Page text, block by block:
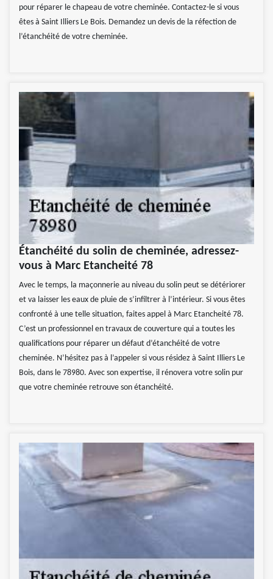
pour réparer le chapeau de votre cheminée. Contactez-le si vous
êtes à Saint Illiers Le Bois. Demandez un devis de la réfection de
l’étanchéité de votre cheminée.
Étanchéité du solin de cheminée, adressez-
vous à Marc Etancheité 78
Avec le temps, la maçonnerie au niveau du solin peut se détériorer
et va laisser les eaux de pluie de s’infiltrer à l’intérieur. Si vous êtes
confronté à une telle situation, faites appel à Marc Etancheité 78.
C’est un professionnel en travaux de couverture qui a toutes les
qualifications pour réparer un défaut d’étanchéité de votre
cheminée. N’hésitez pas à l’appeler si vous résidez à Saint Illiers Le
Bois, dans le 78980. Avec son expertise, il rénovera votre solin pur
que votre cheminée retrouve son étanchéité.